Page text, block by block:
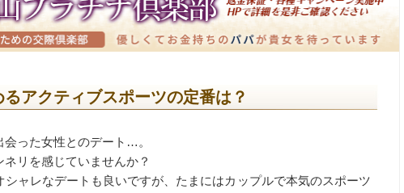
用公式HPへのリンクです
アクティブスポーツの定番は？
った女性とのデート…。
リを感じていませんか？
ャレなデートも良いですが、たまにはカップルで本気のスポーツ